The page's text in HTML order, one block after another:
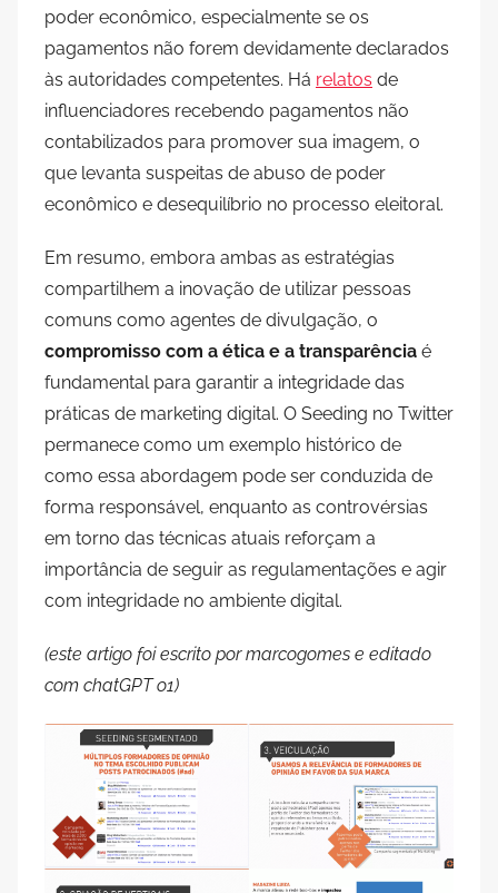
poder econômico, especialmente se os
pagamentos não forem devidamente declarados
às autoridades competentes. Há relatos de
influenciadores recebendo pagamentos não
contabilizados para promover sua imagem, o
que levanta suspeitas de abuso de poder
econômico e desequilíbrio no processo eleitoral.
Em resumo, embora ambas as estratégias
compartilhem a inovação de utilizar pessoas
comuns como agentes de divulgação, o
compromisso com a ética e a transparência é
fundamental para garantir a integridade das
práticas de marketing digital. O Seeding no Twitter
permanece como um exemplo histórico de
como essa abordagem pode ser conduzida de
forma responsável, enquanto as controvérsias
em torno das técnicas atuais reforçam a
importância de seguir as regulamentações e agir
com integridade no ambiente digital.
(este artigo foi escrito por marcogomes e editado
com chatGPT o1)